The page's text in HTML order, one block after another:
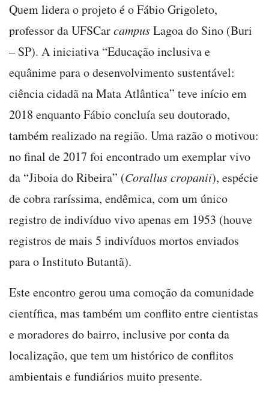
Quem lidera o projeto é o Fábio Grigoleto,
professor da UFSCarcampusLagoa do Sino (Buri
– SP). A iniciativa “Educação inclusiva e
equânime para o desenvolvimento sustentável:
ciência cidadã na Mata Atlântica” teve início em
2018 enquanto Fábio concluía seu doutorado,
também realizado na região. Uma razão o motivou:
no final de 2017 foi encontrado um exemplar vivo
da “Jiboia do Ribeira” (Corallus cropanii), espécie
de cobra raríssima, endêmica, com um único
registro de indivíduo vivo apenas em 1953 (houve
registros de mais 5 indivíduos mortos enviados
para o Instituto Butantã).
Este encontro gerou uma comoção da comunidade
científica, mas também um conflito entre cientistas
e moradores do bairro, inclusive por conta da
localização, que tem um histórico de conflitos
ambientais e fundiários muito presente.